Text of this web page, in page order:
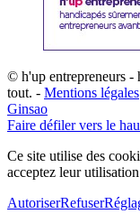
© h'up entrepreneurs -
tout. - Mentions légales
G​insao
Faire défiler vers le
Ce site utilise des
acceptez leur
AutoriserRefuser